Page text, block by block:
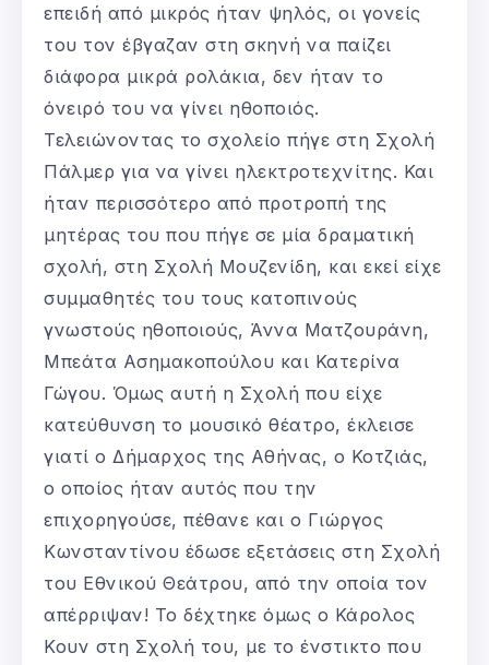
επειδή από μικρός ήταν ψηλός, οι γονείς
του τον έβγαζαν στη σκηνή να παίζει
διάφορα μικρά ρολάκια, δεν ήταν το
όνειρό του να γίνει ηθοποιός.
Τελειώνοντας το σχολείο πήγε στη Σχολή
Πάλμερ για να γίνει ηλεκτροτεχνίτης. Και
ήταν περισσότερο από προτροπή της
μητέρας του που πήγε σε μία δραματική
σχολή, στη Σχολή Μουζενίδη, και εκεί είχε
συμμαθητές του τους κατοπινούς
γνωστούς ηθοποιούς, Άννα Ματζουράνη,
Μπεάτα Ασημακοπούλου και Κατερίνα
Γώγου. Όμως αυτή η Σχολή που είχε
κατεύθυνση το μουσικό θέατρο, έκλεισε
γιατί ο Δήμαρχος της Αθήνας, ο Κοτζιάς,
ο οποίος ήταν αυτός που την
επιχορηγούσε, πέθανε και ο Γιώργος
Κωνσταντίνου έδωσε εξετάσεις στη Σχολή
του Εθνικού Θεάτρου, από την οποία τον
απέρριψαν! Το δέχτηκε όμως ο Κάρολος
Κουν στη Σχολή του, με το ένστικτο που